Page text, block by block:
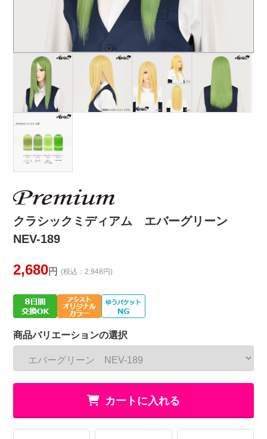
クラシックミディアム エバーグリーン
NEV-189
2,680円 (税込：2,948円)
商品バリエーションの選択
カートに入れる